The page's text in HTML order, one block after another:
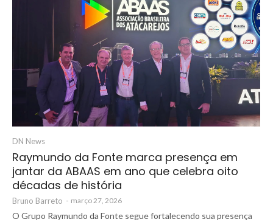
DN News
Raymundo da Fonte marca presença em
jantar da ABAAS em ano que celebra oito
décadas de história
Bruno Barreto - março 27, 2026
O Grupo Raymundo da Fonte segue fortalecendo sua presença